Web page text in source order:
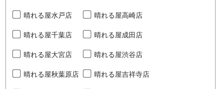
晴れる屋水戸店 晴れる屋高崎店
晴れる屋千葉店 晴れる屋成田店
晴れる屋大宮店 晴れる屋渋谷店
晴れる屋秋葉原店 晴れる屋吉祥寺店